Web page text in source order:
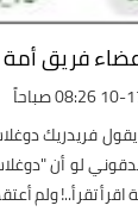
فريق أمة
صباحاً
فريدريك
لو أن
تقرأ..! ولم